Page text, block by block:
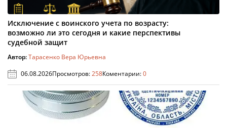
Исключение с воинского учета по возрасту:
возможно ли это сегодня и какие перспективы
судебной защит
Автор:Тарасенко Вера Юрьевна
06.08.2026Просмотров:258Коментарии:0